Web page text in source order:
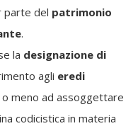
parte del patrimonio
.
la designazione di
agli eredi
o meno ad assoggettare
codicistica in materia